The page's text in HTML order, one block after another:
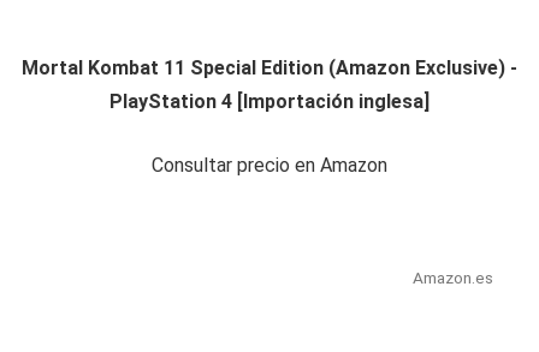
Mortal Kombat 11 Special Edition (Amazon Exclusive) -
PlayStation 4 [Importación inglesa]
Consultar precio en Amazon
Amazon.es